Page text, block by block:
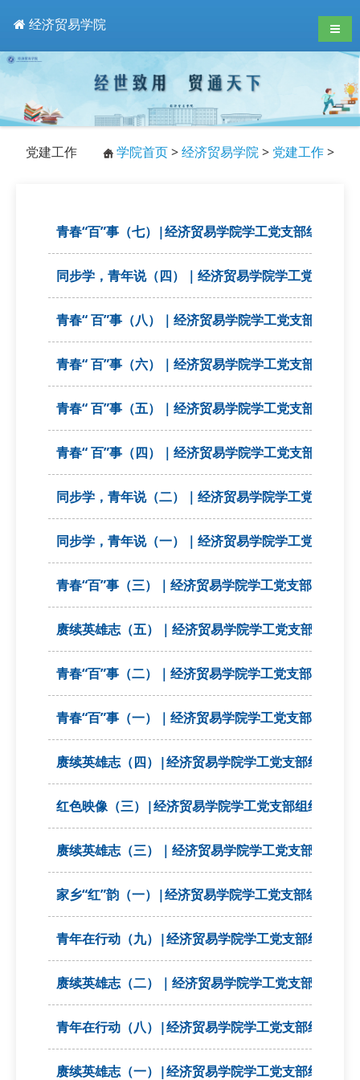
经济贸易学院 导航
党建工作 学院首页>经济贸易学院> 党建工作>
青春“百”事（七）|经济贸易学院学工党支部组织开
同步学，青年说（四）｜经济贸易学院学工党支部组
青春“ 百”事（八）｜经济贸易学院学工党支部组织开
青春“ 百”事（六）｜经济贸易学院学工党支部组织开
青春“ 百”事（五）｜经济贸易学院学工党支部组织 “
青春“ 百”事（四）｜经济贸易学院学工党支部组织开
同步学，青年说（二）｜经济贸易学院学工党支部组
同步学，青年说（一）｜经济贸易学院学工党支部组
青春“百”事（三）｜经济贸易学院学工党支部组织开
赓续英雄志（五）｜经济贸易学院学工党支部组织
青春“百”事（二）｜经济贸易学院学工党支部组织开
青春“百”事（一）｜经济贸易学院学工党支部组织开
赓续英雄志（四）|经济贸易学院学工党支部组织开
红色映像（三）|经济贸易学院学工党支部组织开展“
赓续英雄志（三）｜经济贸易学院学工党支部组织
家乡“红”韵（一）|经济贸易学院学工党支部组织开
青年在行动（九）|经济贸易学院学工党支部组织开
赓续英雄志（二）｜经济贸易学院学工党支部组织
青年在行动（八）|经济贸易学院学工党支部组织开
赓续英雄志（一）|经济贸易学院学工党支部组织开